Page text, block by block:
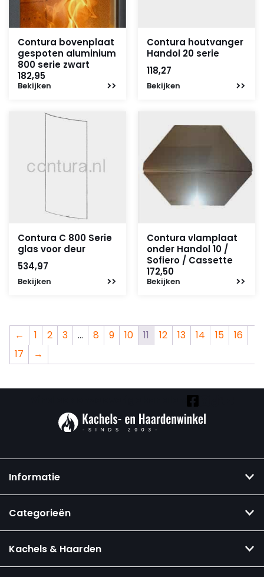
Contura bovenplaat
gespoten aluminium
800 serie zwart
182,95
Bekijken
Contura houtvanger
Handol 20 serie
118,27
Bekijken
Contura C 800 Serie
glas voor deur
534,97
Bekijken
Contura vlamplaat
onder Handol 10 /
Sofiero / Cassette
172,50
Bekijken
← 1 2 3 … 8 9 10 11 12 13 14 15
16
17
→
Informatie
Categorieën
Kachels & Haarden